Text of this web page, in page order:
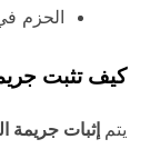
الحزم
كيف تثبت
يتم إثبات جريمة